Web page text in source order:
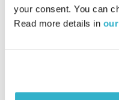
your consent. You can
Read more details in
ברצועה מרחיבת